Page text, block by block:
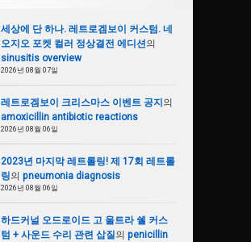
세상에 단 하나. 레트로겜보이 커스텀. 네
오지오 포켓 컬러 정상결전 에디션의
sinusitis overview
2026년 08월 07일
레트로겜보이 크리스마스 이벤트 공지 의
amoxicillin antibiotic reactions
2026년 08월 06일
2023년 마지막 레트롤링! 제 17회 레트롤
링의 pneumonia diagnosis
2026년 08월 06일
하드커널 오드로이드 고 울트라 쉘 커스
텀 + 사운드 수리 관련 삽질의 penicillin